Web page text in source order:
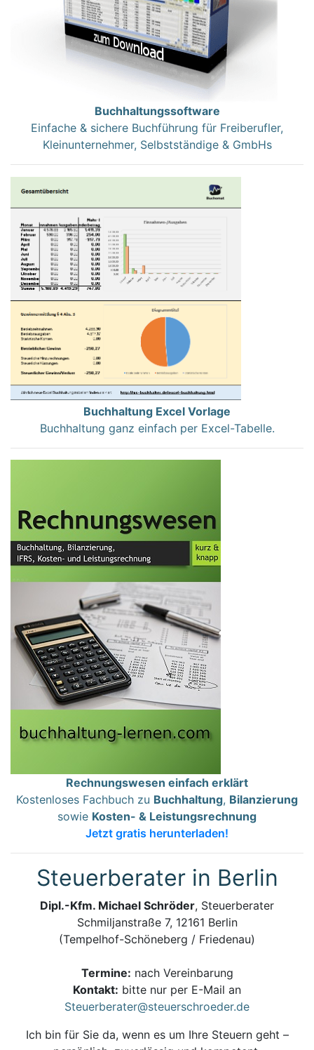
Buchhaltungssoftware
Einfache & sichere Buchführung für Freiberufler,
Kleinunternehmer, Selbstständige & GmbHs
Buchhaltung Excel Vorlage
Buchhaltung ganz einfach per Excel-Tabelle.
Rechnungswesen einfach erklärt
Kostenloses Fachbuch zu Buchhaltung, Bilanzierung
sowie Kosten- & Leistungsrechnung
Jetzt gratis herunterladen!
Steuerberater in Berlin
Dipl.-Kfm. Michael Schröder, Steuerberater
Schmiljanstraße 7, 12161 Berlin
(Tempelhof-Schöneberg / Friedenau)
Termine: nach Vereinbarung
Kontakt: bitte nur per E-Mail an
Steuerberater@steuerschroeder.de
Ich bin für Sie da, wenn es um Ihre Steuern geht –